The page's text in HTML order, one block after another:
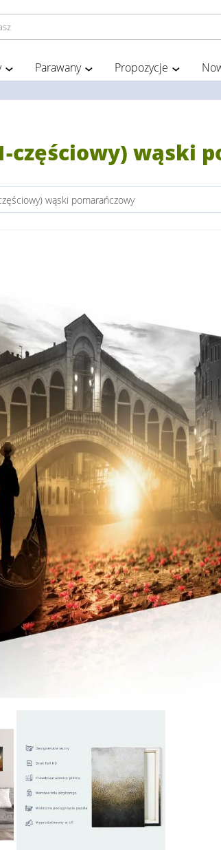
Parawany Propozycje
częściowy) wąski
wąski pomarańczowy